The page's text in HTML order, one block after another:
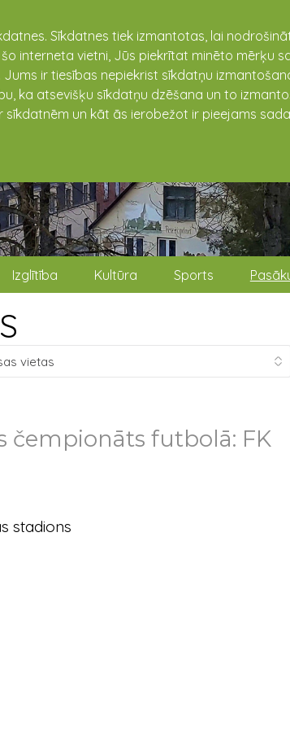
Sīkdatnes tiek izmantotas, lai
interneta vietni, Jūs piekrītat minēto mērķu
ir tiesības nepiekrist sīkdatņu
ka atsevišķu sīkdatņu dzēšana un to
un kāt ās ierobežot ir pieejams
Izglītība Kultūra Sports
čempionāts futbolā: FK
stadions